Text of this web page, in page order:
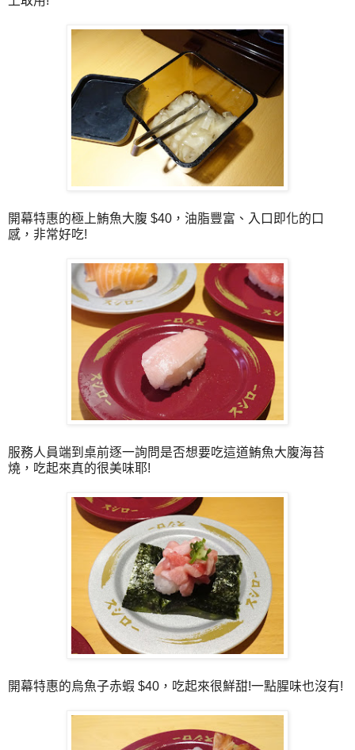
開幕特惠的極上鮪魚大腹 $40，油脂豐富、入口即化的口
感，非常好吃!
服務人員端到桌前逐一詢問是否想要吃這道鮪魚大腹海苔
燒，吃起來真的很美味耶!
開幕特惠的烏魚子赤蝦 $40，吃起來很鮮甜!一點腥味也沒有!